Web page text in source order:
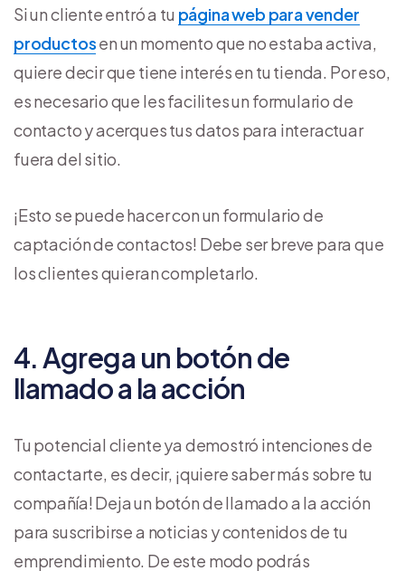
Si un cliente entró a tu página web para vender
productosen un momento que no estaba activa,
quiere decir que tiene interés en tu tienda. Por eso,
es necesario que les facilites un formulario de
contacto y acerques tus datos para interactuar
fuera del sitio.
¡Esto se puede hacer con un formulario de
captación de contactos! Debe ser breve para que
los clientes quieran completarlo.
4. Agrega un botón de
llamado a la acción
Tu potencial cliente ya demostró intenciones de
contactarte, es decir, ¡quiere saber más sobre tu
compañía! Deja un botón de llamado a la acción
para suscribirse a noticias y contenidos de tu
emprendimiento. De este modo podrás